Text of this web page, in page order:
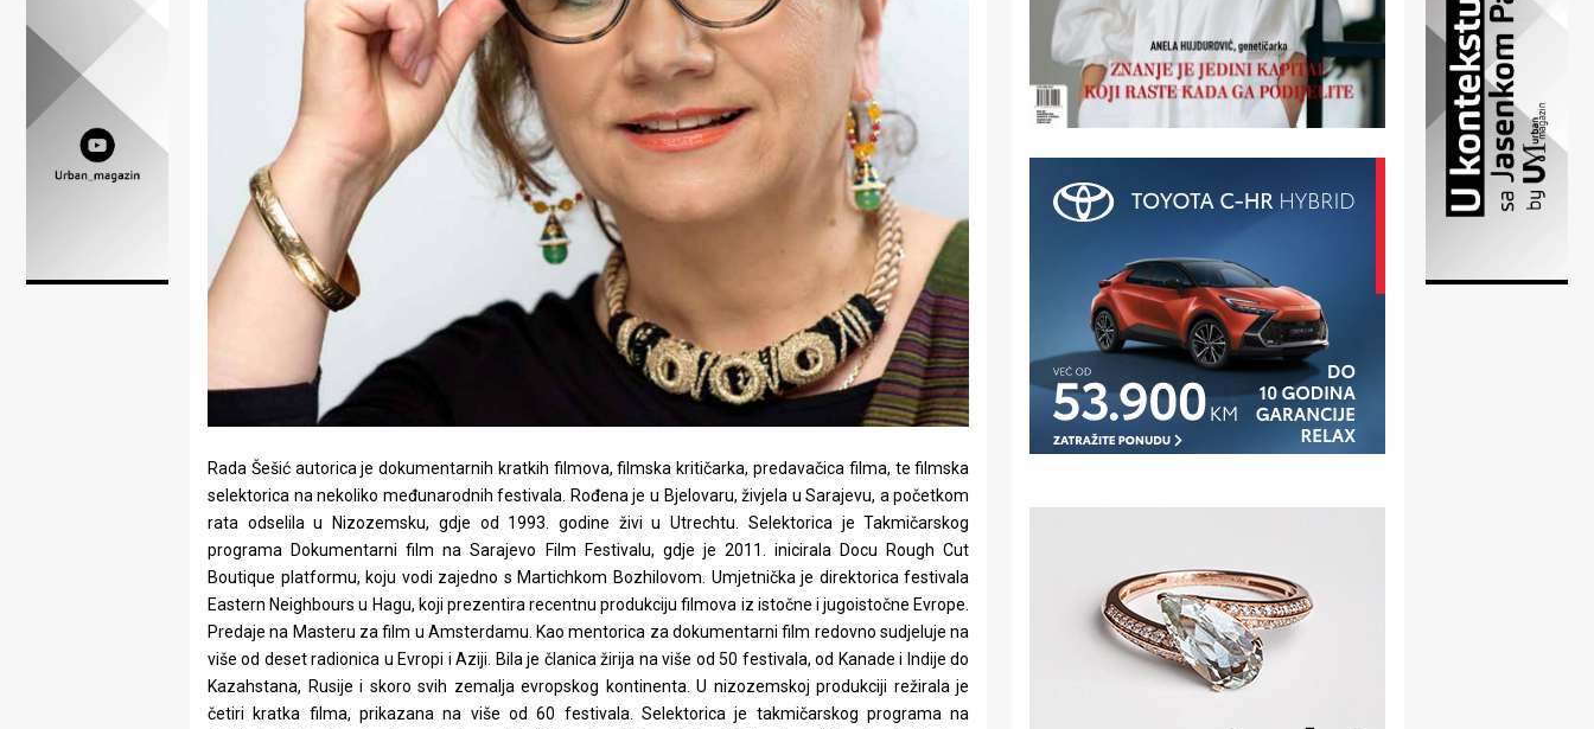
Zdravlje
stolom
u
Rada Šešić autorica je dokumentarnih kratkih filmova, filmska kritičarka, predavačica filma, te filmska
selektorica na nekoliko međunarodnih festivala. Rođena je u Bjelovaru, živjela u Sarajevu, a početkom
rata odselila u Nizozemsku, gdje od 1993. godine živi u Utrechtu. Selektorica je Takmičarskog
programa Dokumentarni film na Sarajevo Film Festivalu, gdje je 2011. inicirala Docu Rough Cut
Boutique platformu, koju vodi zajedno s Martichkom Bozhilovom. Umjetnička je direktorica festivala
Eastern Neighbours u Hagu, koji prezentira recentnu produkciju filmova iz istočne i jugoistočne Evrope.
Predaje na Masteru za film u Amsterdamu. Kao mentorica za dokumentarni film redovno sudjeluje na
više od deset radionica u Evropi i Aziji. Bila je članica žirija na više od 50 festivala, od Kanade i Indije do
Kazahstana, Rusije i skoro svih zemalja evropskog kontinenta. U nizozemskoj produkciji režirala je
četiri kratka filma, prikazana na više od 60 festivala. Selektorica je takmičarskog programa na